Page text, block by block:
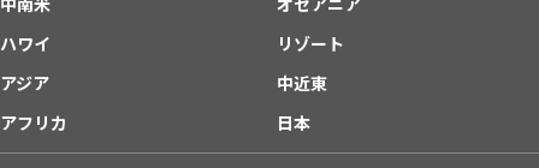
ハワイ
リゾート
アジア
中近東
アフリカ
日本